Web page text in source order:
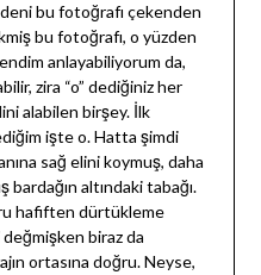
bu fotoğrafı çekenden
bu fotoğrafı, o yüzden
anlayabiliyorum da,
zira “o” dediğiniz her
alabilen birşey. İlk
işte o. Hatta şimdi
sağ elini koymuş, daha
altındaki tabağı.
hafiften dürtükleme
biraz da
ortasına doğru. Neyse,